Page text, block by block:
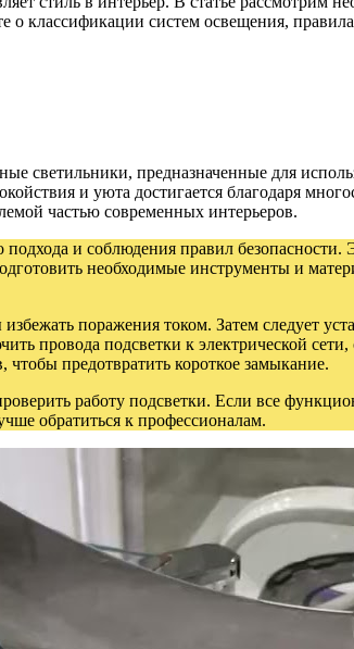
классификации систем освещения,
светильники, предназначенные для
и уюта достигается благодаря
частью современных интерьеров.
и соблюдения правил
необходимые инструменты и
поражения током. Затем следует
провода подсветки к электрической
предотвратить короткое замыкание.
работу подсветки. Если все
обратиться к профессионалам.